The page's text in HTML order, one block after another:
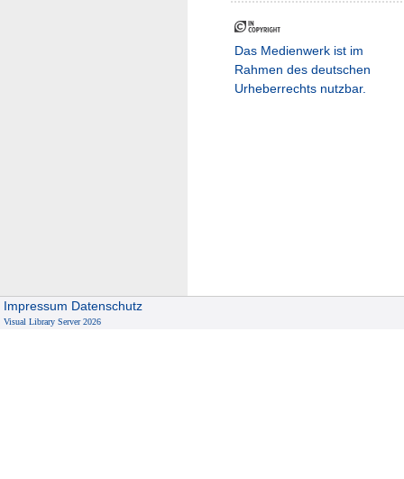
Das Medienwerk ist im
Rahmen des deutschen
Urheberrechts nutzbar.
Impressum Datenschutz
Visual Library Server 2026